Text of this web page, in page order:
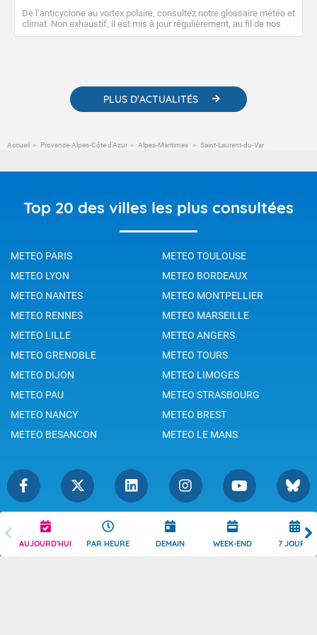
AUJOURD'HUI PAR HEURE DEMAIN WEEK-END 7 JOURS
De l’anticyclone au vortex polaire, consultez notre glossaire météo et
climat. Non exhaustif, il est mis à jour régulièrement, au fil de nos
publications. Vous y trouverez également des liens utiles vers nos
PLUS D'ACTUALITÉS
Accueil Provence-Alpes-Côte d'Azur Alpes-Maritimes Saint-Laurent-du-Var
Top 20 des villes les plus consultées
METEO PARIS
METEO TOULOUSE
METEO LYON
METEO BORDEAUX
METEO NANTES
METEO MONTPELLIER
METEO RENNES
METEO MARSEILLE
METEO LILLE
METEO ANGERS
METEO GRENOBLE
METEO TOURS
METEO DIJON
METEO LIMOGES
METEO PAU
METEO STRASBOURG
METEO NANCY
METEO BREST
METEO BESANCON
METEO LE MANS